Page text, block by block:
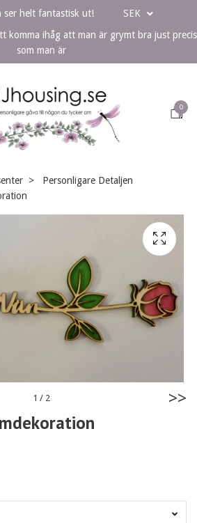
ser helt fantastisk ut!
SEK
komma ihåg att man är grymt bra just precis
som man är
0
Personligare Detaljen
1 / 2 >>